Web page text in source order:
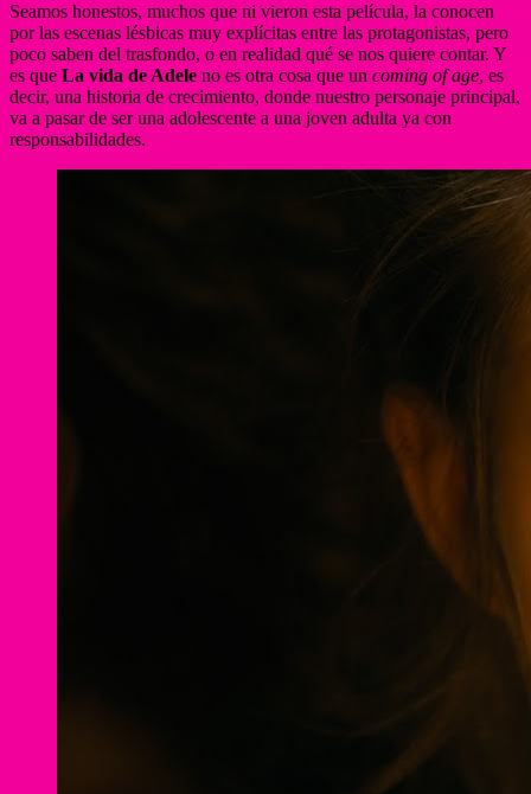
Seamos honestos, muchos que ni vieron esta película, la conocen
por las escenas lésbicas muy explícitas entre las protagonistas, pero
poco saben del trasfondo, o en realidad qué se nos quiere contar. Y
es que La vida de Adele no es otra cosa que un coming of age, es
decir, una historia de crecimiento, donde nuestro personaje principal,
va a pasar de ser una adolescente a una joven adulta ya con
responsabilidades.